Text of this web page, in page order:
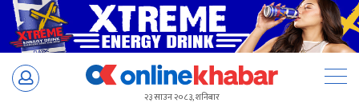
Skip
२३ साउन २०८३, शनिबार